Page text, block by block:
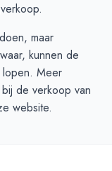
maar
kunnen de
lopen. Meer
de verkoop van
website.